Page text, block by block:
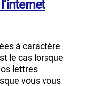
à caractère
le cas lorsque
lettres
vous vous